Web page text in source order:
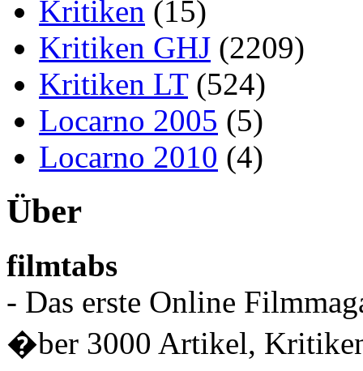
Kritiken (15)
Kritiken GHJ (2209)
Kritiken LT(524)
Locarno 2005 (5)
Locarno 2010 (4)
Über
filmtabs
- Das erste Online
�ber 3000 Artikel,